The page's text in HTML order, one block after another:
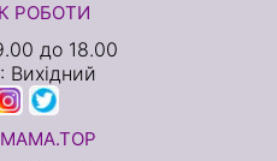
РОБОТИ
до 18.00